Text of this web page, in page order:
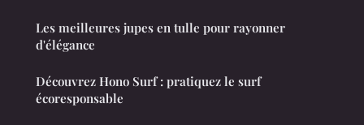
Les meilleures jupes en tulle pour rayonner
d'élégance
Découvrez Hono Surf : pratiquez le surf
écoresponsable